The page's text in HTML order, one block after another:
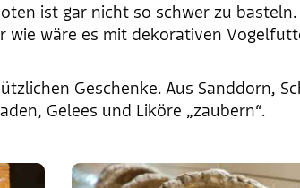
ist gar nicht so schwer zu basteln.
wie wäre es mit dekorativen
Geschenke. Aus Sanddorn,
Gelees und Liköre „zaubern“.